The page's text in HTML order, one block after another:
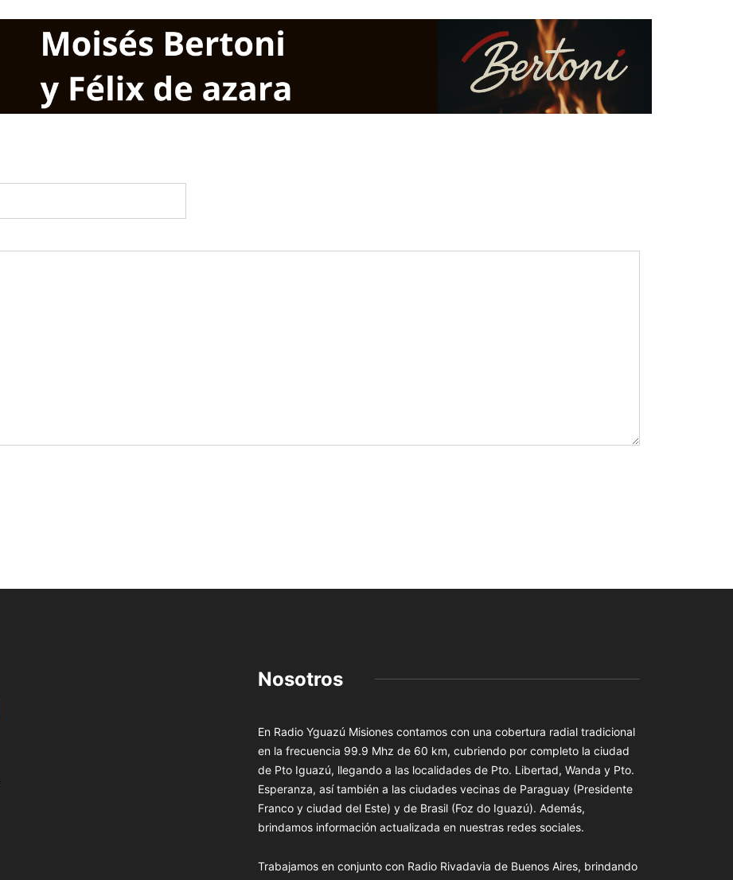
Nosotros
En Radio Yguazú Misiones contamos con una cobertura radial tradicional
en la frecuencia 99.9 Mhz de 60 km, cubriendo por completo la ciudad
de Pto Iguazú, llegando a las localidades de Pto. Libertad, Wanda y Pto.
Esperanza, así también a las ciudades vecinas de Paraguay (Presidente
Franco y ciudad del Este) y de Brasil (Foz do Iguazú). Además,
brindamos información actualizada en nuestras redes sociales.
Trabajamos en conjunto con Radio Rivadavia de Buenos Aires, brindando